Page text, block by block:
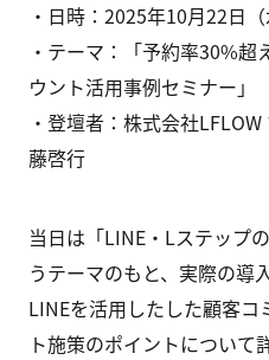
・日時：2025年10月22日
・テーマ：「予約率30%超
ウント活用事例セミナー」
・登壇者：株式会社
藤啓行
当日は「LINE・Lステップ
うテーマのもと、実際の導
LINEを活用したした顧客
ト施策のポイントについて